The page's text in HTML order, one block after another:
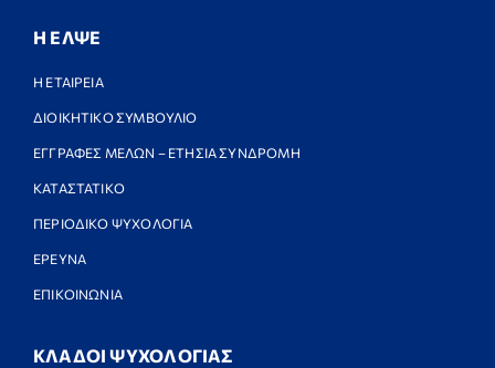
Η ΕΛΨΕ
Η ΕΤΑΙΡΕΙΑ
ΔΙΟΙΚΗΤΙΚΟ ΣΥΜΒΟΥΛΙΟ
ΕΓΓΡΑΦΕΣ ΜΕΛΩΝ – ΕΤΗΣΙΑ ΣΥΝΔΡΟΜΗ
ΚΑΤΑΣΤΑΤΙΚΟ
ΠΕΡΙΟΔΙΚΟ ΨΥΧΟΛΟΓΙΑ
ΕΡΕΥΝΑ
ΕΠΙΚΟΙΝΩΝΙΑ
ΚΛΑΔΟΙ ΨΥΧΟΛΟΓΙΑΣ